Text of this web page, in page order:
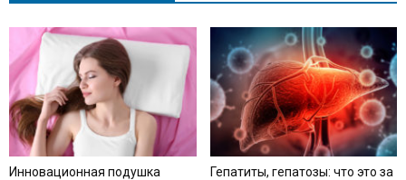
Инновационная подушка
Гепатиты, гепатозы: что это за